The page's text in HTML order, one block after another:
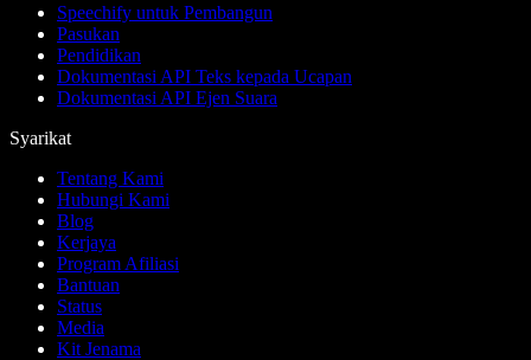
Speechify untuk Pembangun
Pasukan
Pendidikan
Dokumentasi API Teks kepada Ucapan
Dokumentasi API Ejen Suara
Syarikat
Tentang Kami
Hubungi Kami
Blog
Kerjaya
Program Afiliasi
Bantuan
Status
Media
Kit Jenama